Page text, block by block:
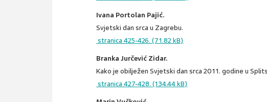
Ivana Portolan Pajić.
Svjetski dan srca u Zagrebu.
stranica 425-426. (71.82 kB)
Branka Jurčević Zidar.
Kako je obilježen Svjetski dan srca 2011. godine u
stranica 427-428. (134.44 kB)